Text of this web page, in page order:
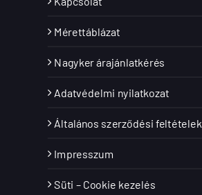
Mérettáblázat
Nagyker árajánlatkérés
Adatvédelmi nyilatkozat
Általános szerződési feltételek
Impresszum
Süti – Cookie kezelés